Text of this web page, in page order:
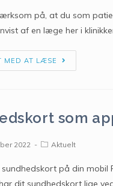
på, at du som
af en læge her i
MED AT LÆSE
som
2022 Aktuelt
på din
dit sundhedskort lige